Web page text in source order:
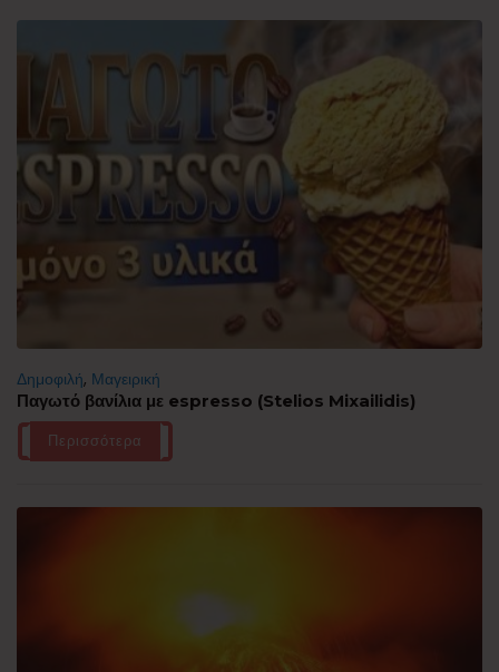
Δημοφιλή, Μαγειρική
Παγωτό βανίλια με espresso (Stelios Mixailidis)
Περισσότερα